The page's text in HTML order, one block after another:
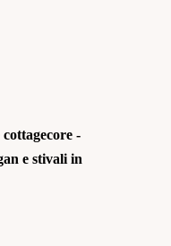
-
e stivali in